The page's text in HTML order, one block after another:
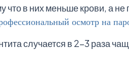
что в них меньше крови, а
осмотр на
случается в 2–3 раза